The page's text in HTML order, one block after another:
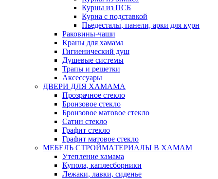
Курны из ПСБ
Курна с подставкой
Пьедесталы, панели, арки для курн
Раковины-чаши
Краны для хамама
Гигиенический душ
Душевые системы
Трапы и решетки
Аксессуары
ДВЕРИ ДЛЯ ХАМАМА
Прозрачное стекло
Бронзовое стекло
Бронзовое матовое стекло
Сатин стекло
Графит стекло
Графит матовое стекло
МЕБЕЛЬ СТРОЙМАТЕРИАЛЫ В ХАМАМ
Утепление хамама
Купола, каплесборники
Лежаки, лавки, сиденье